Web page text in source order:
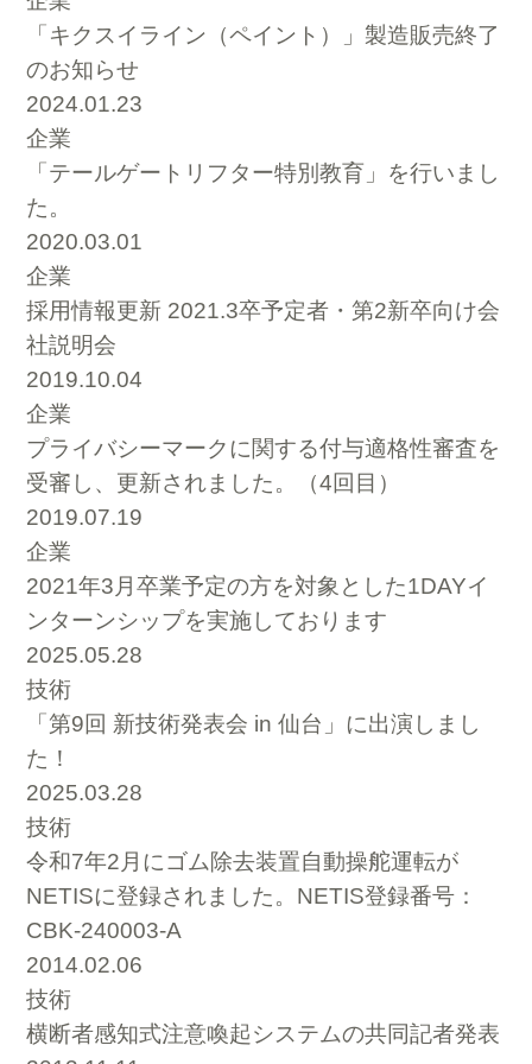
「キクスイライン（ペイント）」製造販売終了
のお知らせ
2024.01.23
企業
「テールゲートリフター特別教育」を行いまし
た。
2020.03.01
企業
採用情報更新 2021.3卒予定者・第2新卒向け会
社説明会
2019.10.04
企業
プライバシーマークに関する付与適格性審査を
受審し、更新されました。（4回目）
2019.07.19
企業
2021年3月卒業予定の方を対象とした1DAYイ
ンターンシップを実施しております
2025.05.28
技術
「第9回 新技術発表会 in 仙台」に出演しまし
た！
2025.03.28
技術
令和7年2月にゴム除去装置自動操舵運転が
NETISに登録されました。NETIS登録番号：
CBK-240003-A
2014.02.06
技術
横断者感知式注意喚起システムの共同記者発表